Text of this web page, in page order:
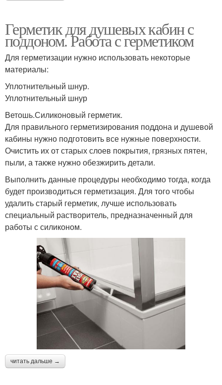
Герметик для душевых кабин с
поддоном. Работа с герметиком
Для герметизации нужно использовать некоторые
материалы:
Уплотнительный шнур.
Уплотнительный шнур
Ветошь.Силиконовый герметик.
Для правильного герметизирования поддона и душевой
кабины нужно подготовить все нужные поверхности.
Очистить их от старых слоев покрытия, грязных пятен,
пыли, а также нужно обезжирить детали.
Выполнить данные процедуры необходимо тогда, когда
будет производиться герметизация. Для того чтобы
удалить старый герметик, лучше использовать
специальный растворитель, предназначенный для
работы с силиконом.
читать дальше →